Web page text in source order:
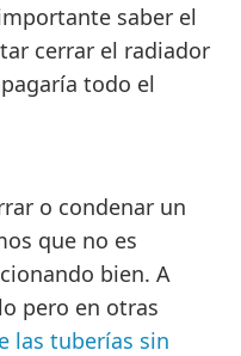
saber el
cerrar el radiador
todo el
o condenar un
que no es
bien. A
pero en otras
las tuberías sin